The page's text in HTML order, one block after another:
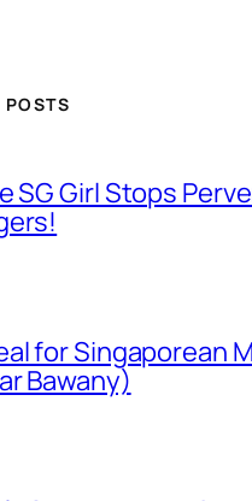
POSTS
SG Girl Stops
for Singaporean
Bawany)